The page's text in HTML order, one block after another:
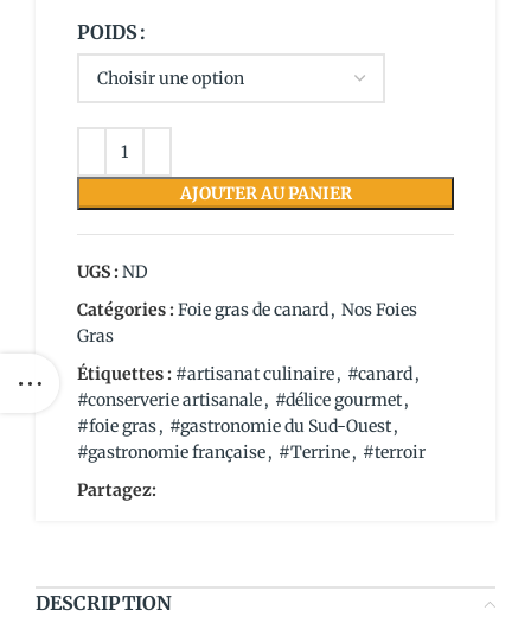
POIDS
AJOUTER AU PANIER
UGS :ND
Catégories :Foie gras de canard, Nos Foies
Gras
Étiquettes : #artisanat culinaire, #canard,
#conserverie artisanale, #délice gourmet,
#foie gras, #gastronomie du Sud-Ouest,
#gastronomie française, #Terrine, #terroir
Partagez:
DESCRIPTION